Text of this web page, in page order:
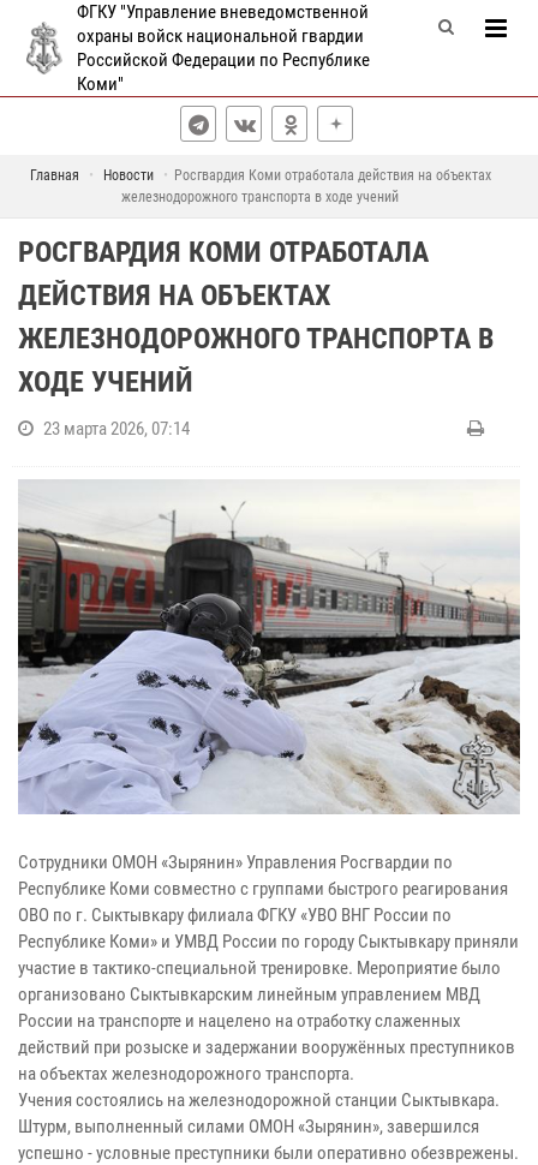
ФГКУ "Управление вневедомственной
охраны войск национальной гвардии
Российской Федерации по Республике
Коми"
Главная Новости
Росгвардия Коми отработала действия на объектах
железнодорожного транспорта в ходе учений
РОСГВАРДИЯ КОМИ ОТРАБОТАЛА
ДЕЙСТВИЯ НА ОБЪЕКТАХ
ЖЕЛЕЗНОДОРОЖНОГО ТРАНСПОРТА В
ХОДЕ УЧЕНИЙ
23 марта 2026, 07:14
Сотрудники ОМОН «Зырянин» Управления Росгвардии по
Республике Коми совместно с группами быстрого реагирования
ОВО по г. Сыктывкару филиала ФГКУ «УВО ВНГ России по
Республике Коми» и УМВД России по городу Сыктывкару приняли
участие в тактико-специальной тренировке. Мероприятие было
организовано Сыктывкарским линейным управлением МВД
России на транспорте и нацелено на отработку слаженных
действий при розыске и задержании вооружённых преступников
на объектах железнодорожного транспорта.
Учения состоялись на железнодорожной станции Сыктывкара.
Штурм, выполненный силами ОМОН «Зырянин», завершился
успешно - условные преступники были оперативно обезврежены.